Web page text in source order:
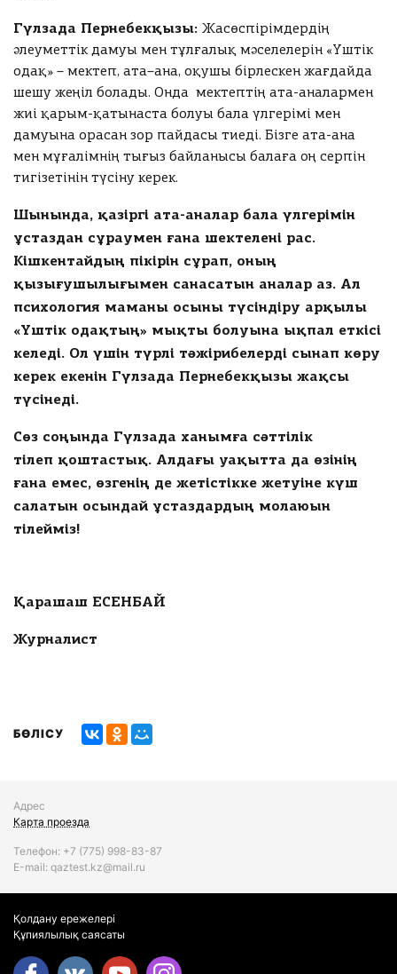
Гүлзада Пернебекқызы: Жасөспірімдердің
əлеуметтік дамуы мен тұлғалық мəселелерін «Үштік
одақ» – мектеп, ата–ана, оқушы бірлескен жағдайда
шешу жеңіл болады. Онда мектептің ата-аналармен
жиі қарым-қатынаста болуы бала үлгерімі мен
дамуына орасан зор пайдасы тиеді. Бізге ата-ана
мен мұғалімнің тығыз байланысы балаға оң серпін
тигізетінін түсіну керек.
Шынында, қазіргі ата-аналар бала үлгерімін
ұстаздан сұраумен ғана шектелені рас.
Кішкентайдың пікірін сұрап, оның
қызығушылығымен санасатын аналар аз. Ал
психология маманы осыны түсіндіру арқылы
«Үштік одақтың» мықты болуына ықпал еткісі
келеді. Ол үшін түрлі тәжірибелерді сынап көру
керек екенін Гүлзада Пернебекқызы жақсы
түсінеді.
Сөз соңында Гүлзада ханымға сәттілік
тілеп қоштастық. Алдағы уақытта да өзінің
ғана емес, өзгенің де жетістікке жетуіне күш
салатын осындай ұстаздардың молаюын
тілейміз!
Қарашаш ЕСЕНБАЙ
Журналист
БӨЛІСУ
Адрес
Карта проезда
Телефон: +7 (775) 998-83-87
Е-mail: qaztest.kz@mail.ru
Қолдану ережелері
Құпиялылық саясаты
фа
а
.d
oc
.d
x
df
.jp
eg
.p
файл
а
й
л
е
в
б
а
н
Төлеу